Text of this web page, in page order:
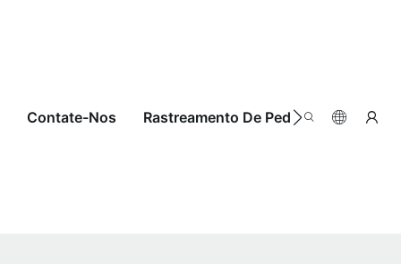
Contate-Nos Rastreamento De Pedidos